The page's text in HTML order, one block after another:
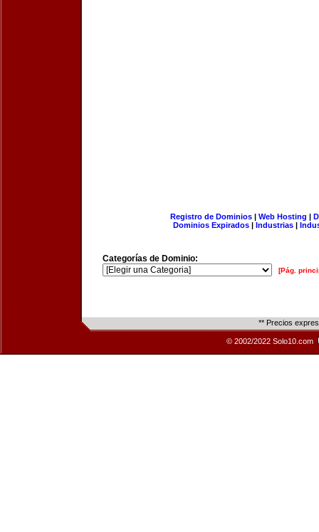
Registro de Dominios| Web Hosting |
Dominios Expirados | Industrias |
Categorías de Dominio:
[Pág.
** Precios
© 2002/2022 Solo10.com